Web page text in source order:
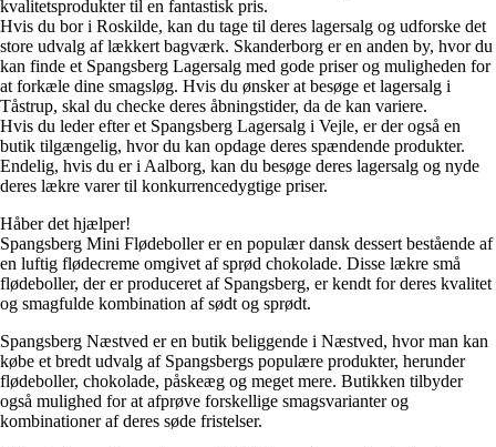
kvalitetsprodukter til en fantastisk pris.
Hvis du bor i Roskilde, kan du tage til deres lagersalg og udforske det
store udvalg af lækkert bagværk. Skanderborg er en anden by, hvor du
kan finde et Spangsberg Lagersalg med gode priser og muligheden for
at forkæle dine smagsløg. Hvis du ønsker at besøge et lagersalg i
Tåstrup, skal du checke deres åbningstider, da de kan variere.
Hvis du leder efter et Spangsberg Lagersalg i Vejle, er der også en
butik tilgængelig, hvor du kan opdage deres spændende produkter.
Endelig, hvis du er i Aalborg, kan du besøge deres lagersalg og nyde
deres lækre varer til konkurrencedygtige priser.
Håber det hjælper!
Spangsberg Mini Flødeboller er en populær dansk dessert bestående af
en luftig flødecreme omgivet af sprød chokolade. Disse lækre små
flødeboller, der er produceret af Spangsberg, er kendt for deres kvalitet
og smagfulde kombination af sødt og sprødt.
Spangsberg Næstved er en butik beliggende i Næstved, hvor man kan
købe et bredt udvalg af Spangsbergs populære produkter, herunder
flødeboller, chokolade, påskeæg og meget mere. Butikken tilbyder
også mulighed for at afprøve forskellige smagsvarianter og
kombinationer af deres søde fristelser.